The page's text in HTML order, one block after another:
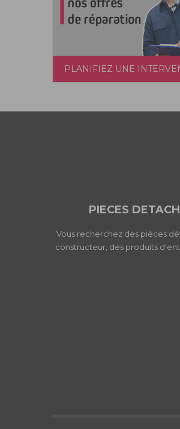
PLANIFIEZ UNE
PIECES
Vous recherchez des pièces
constructeur, des produits